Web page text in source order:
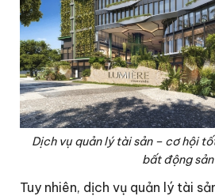
Dịch vụ quản lý tài sản – cơ hội
bất động sản
Tuy nhiên, dịch vụ quản lý tài